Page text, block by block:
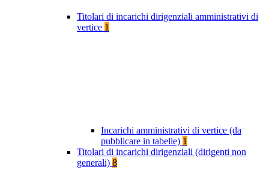
Titolari di incarichi dirigenziali amministrativi di
vertice 1
Incarichi amministrativi di vertice (da
pubblicare in tabelle) 1
Titolari di incarichi dirigenziali (dirigenti non
generali) 8